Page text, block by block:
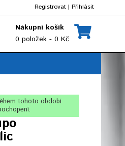
Registrovat | Přihlásit
Nákupní košík
0 položek - 0 Kč
tohoto období